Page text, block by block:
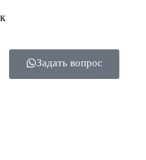
Задать вопрос